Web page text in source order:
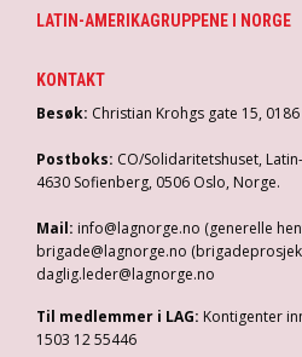
LATIN-AMERIKAGRUPPENE I NORGE
KONTAKT
Besøk: Christian Krohgs gate 15,
Postboks: CO/Solidaritetshuset,
4630 Sofienberg, 0506 Oslo, Norge.
Mail: info@lagnorge.no (generelle
brigade@lagnorge.no
daglig.leder@lagnorge.no
Til medlemmer i LAG: Kontigenter
1503 12 55446